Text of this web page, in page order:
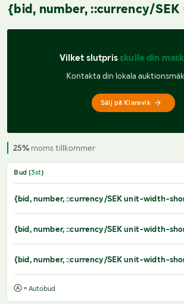
{bid, number, ::currency/
Vilket slutpris skulle din
Kontakta din lokala
Sälj på Klaravik
25% moms tillkommer
Bud (3st)
{bid, number, ::currency/SEK unit-width-
{bid, number, ::currency/SEK unit-width-
{bid, number, ::currency/SEK unit-width-
= Autobud